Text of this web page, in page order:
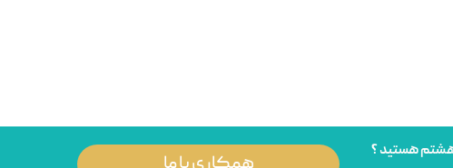
هشتم هستید ؟